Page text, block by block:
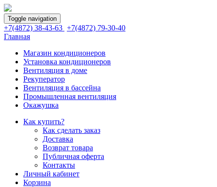
Toggle navigation
+7(4872) 38-43-63 +7(4872) 79-30-40
Главная
Магазин кондиционеров
Установка кондиционеров
Вентиляция в доме
Рекуператор
Вентиляция в бассейна
Промышленная вентиляция
Окажушка
Как купить?
Как сделать заказ
Доставка
Возврат товара
Публичная оферта
Контакты
Личный кабинет
Корзина